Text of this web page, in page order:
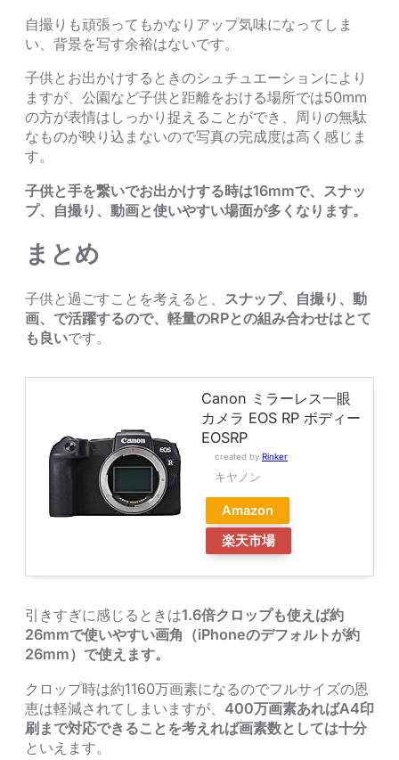
自撮りも頑張ってもかなりアップ気味になってしま
い、背景を写す余裕はないです。
子供とお出かけするときのシュチュエーションにより
ますが、公園など子供と距離をおける場所では50mm
の方が表情はしっかり捉えることができ、周りの無駄
なものが映り込まないので写真の完成度は高く感じま
す。
子供と手を繋いでお出かけする時は16mmで、スナッ
プ、自撮り、動画と使いやすい場面が多くなります。
まとめ
子供と過ごすことを考えると、 スナップ、自撮り、動
画、で活躍するので、軽量のRPとの組み合わせはとて
も良いです。
Canon ミラーレス一眼
カメラ EOS RP ボディー
EOSRP
created by Rinker
キヤノン
Amazon
楽天市場
引きすぎに感じるときは1.6倍クロップも使えば約
26mmで使いやすい画角（iPhoneのデフォルトが約
26mm）で使えます。
クロップ時は約1160万画素になるのでフルサイズの恩
恵は軽減されてしまいますが、 400万画素あればA4印
刷まで対応できることを考えれば画素数としては十分
といえます。